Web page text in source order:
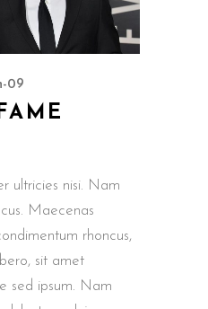
09
ultricies nisi. Nam
Maecenas
rhoncus,
sit amet
sed ipsum. Nam